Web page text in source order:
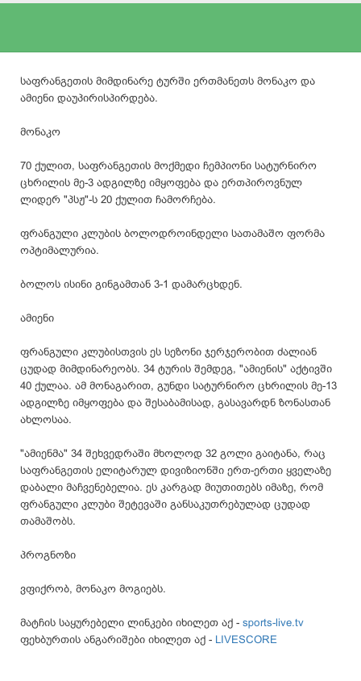
საფრანგეთის მიმდინარე ტურში ერთმანეთს მონაკო და
ამიენი დაუპირისპირდება.
მონაკო
70 ქულით, საფრანგეთის მოქმედი ჩემპიონი სატურნირო
ცხრილის მე-3 ადგილზე იმყოფება და ერთპიროვნულ
ლიდერ "პსჟ"-ს 20 ქულით ჩამორჩება.
ფრანგული კლუბის ბოლოდროინდელი სათამაშო ფორმა
ოპტიმალურია.
ბოლოს ისინი გინგამთან 3-1 დამარცხდენ.
ამიენი
ფრანგული კლუბისთვის ეს სეზონი ჯერჯერობით ძალიან
ცუდად მიმდინარეობს. 34 ტურის შემდეგ, "ამიენის" აქტივში
40 ქულაა. ამ მონაგარით, გუნდი სატურნირო ცხრილის მე-13
ადგილზე იმყოფება და შესაბამისად, გასავარდნ ზონასთან
ახლოსაა.
"ამიენმა" 34 შეხვედრაში მხოლოდ 32 გოლი გაიტანა, რაც
საფრანგეთის ელიტარულ დივიზიონში ერთ-ერთი ყველაზე
დაბალი მაჩვენებელია. ეს კარგად მიუთითებს იმაზე, რომ
ფრანგული კლუბი შეტევაში განსაკუთრებულად ცუდად
თამაშობს.
პროგნოზი
ვფიქრობ, მონაკო მოგიებს.
მატჩის საყურებელი ლინკები იხილეთ აქ - sports-live.tv
ფეხბურთის ანგარიშები იხილეთ აქ - LIVESCORE